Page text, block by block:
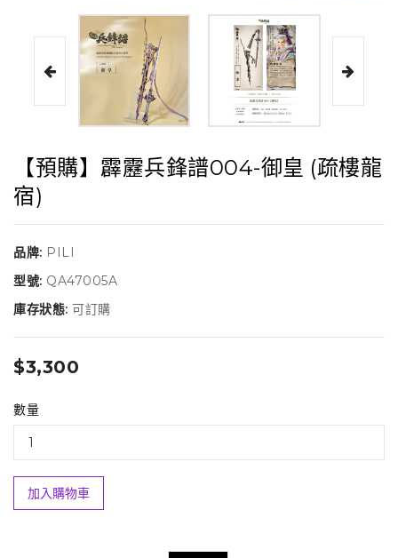
【預購】霹靂兵鋒譜004-御皇 (疏樓龍
宿)
品牌: PILI
型號: QA47005A
庫存狀態: 可訂購
$3,300
數量
加入購物車